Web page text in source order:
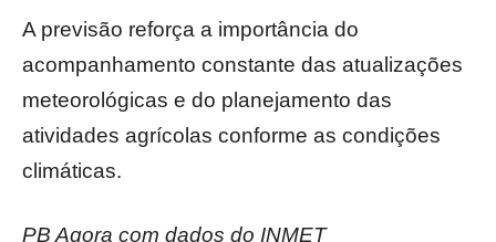
A previsão reforça a importância do
acompanhamento constante das atualizações
meteorológicas e do planejamento das
atividades agrícolas conforme as condições
climáticas.
PB Agora com dados do INMET